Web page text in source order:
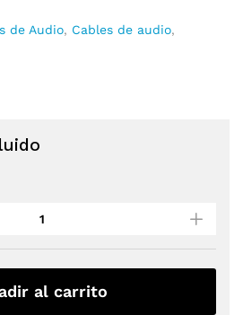
de Audio, Cables de audio,
al carrito